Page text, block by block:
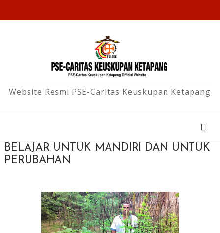
Website Resmi PSE-Caritas Keuskupan Ketapang
BELAJAR UNTUK MANDIRI DAN UNTUK
PERUBAHAN